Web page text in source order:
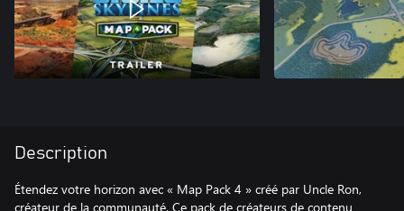
Description
Étendez votre horizon avec « Map Pack 4 » créé par Uncle Ron,
créateur de la communauté. Ce pack de créateurs de contenu